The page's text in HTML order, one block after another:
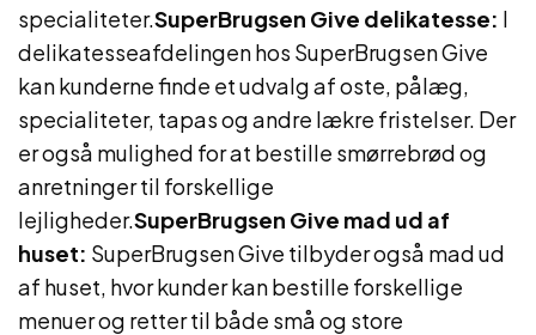
specialiteter.SuperBrugsen Give delikatesse: I
delikatesseafdelingen hos SuperBrugsen Give
kan kunderne finde et udvalg af oste, pålæg,
specialiteter, tapas og andre lækre fristelser. Der
er også mulighed for at bestille smørrebrød og
anretninger til forskellige
lejligheder.SuperBrugsen Give mad ud af
huset: SuperBrugsen Give tilbyder også mad ud
af huset, hvor kunder kan bestille forskellige
menuer og retter til både små og store